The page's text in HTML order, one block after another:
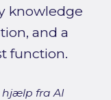
knowledge
and a
function.
hjælp fra AI